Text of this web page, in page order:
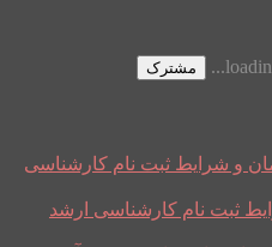
مشترک
و شرایط ثبت نام کارشناسی
ثبت نام کارشناسی ارشد